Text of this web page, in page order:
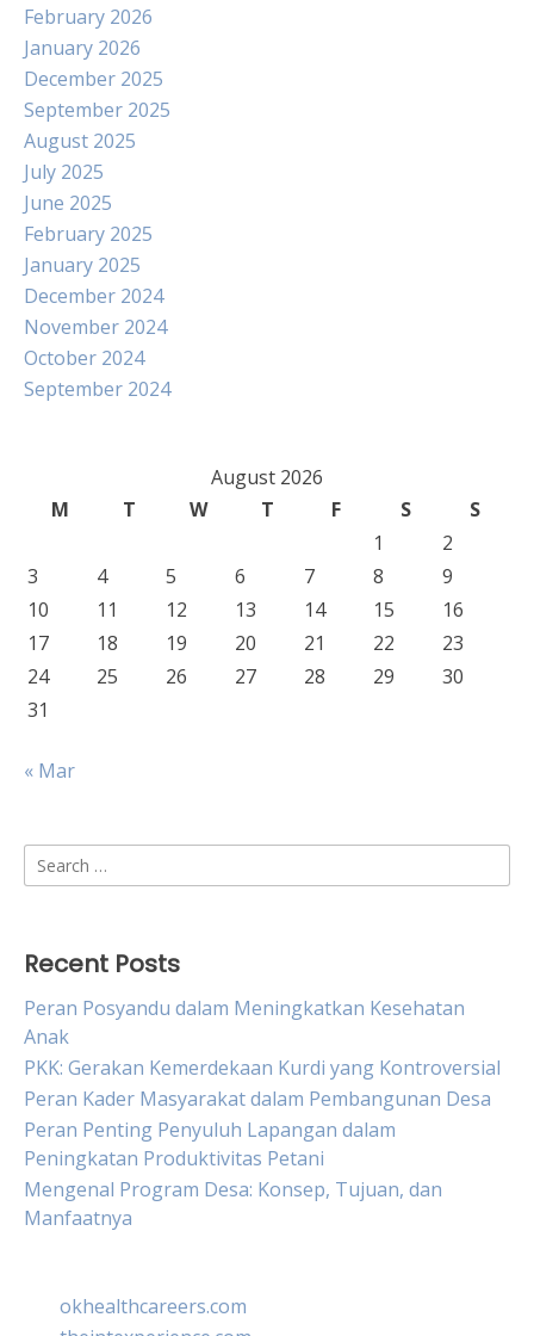
February 2026
January 2026
December 2025
September 2025
August 2025
July 2025
June 2025
February 2025
January 2025
December 2024
November 2024
October 2024
September 2024
August 2026
M
T W T F S
S
1
2
3
4 5 6 7 8
9
10
11 12 13 14 15
16
17
18 19 20 21 22
23
24
25 26 27 28 29
30
31
« Mar
Search
for:
Recent Posts
Peran Posyandu dalam Meningkatkan Kesehatan
Anak
PKK: Gerakan Kemerdekaan Kurdi yang Kontroversial
Peran Kader Masyarakat dalam Pembangunan Desa
Peran Penting Penyuluh Lapangan dalam
Peningkatan Produktivitas Petani
Mengenal Program Desa: Konsep, Tujuan, dan
Manfaatnya
okhealthcareers.com